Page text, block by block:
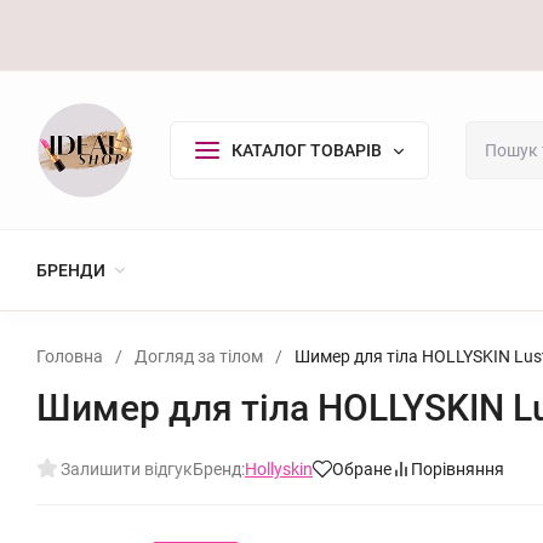
КАТАЛОГ ТОВАРІВ
БРЕНДИ
Головна / Догляд за тілом / Шимер для тіла HOLLYSKIN
Шимер для тіла HOLLYSKIN
Залишити відгукБренд:Hollyskin Обране Порівняння